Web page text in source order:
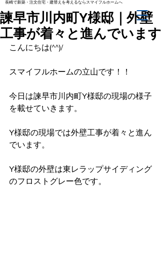
長崎で新築・注文住宅・建替えを考えるならスマイフルホームへ
諫早市川内町Y様邸｜外壁
工事が着々と進んでいます
こんにちは(^^)/
スマイフルホームの立山です！！
今日は諫早市川内町Y様邸の現場の様子
を載せていきます。
Y様邸の現場では外壁工事が着々と進ん
でいます。
Y様邸の外壁は東レラップサイディング
のフロストグレー色です。